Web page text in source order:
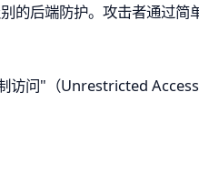
后端防护。攻击者通过简
访问"（Unrestricted